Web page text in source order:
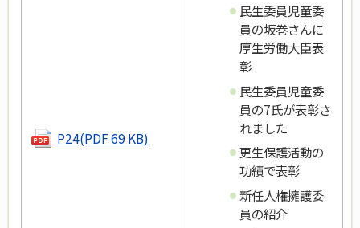
P24(PDF 69 KB)
民生委員児童委
員の坂巻さんに
厚生労働大臣表
彰
民生委員児童委
員の7氏が表彰さ
れました
更生保護活動の
功績で表彰
新任人権擁護委
員の紹介